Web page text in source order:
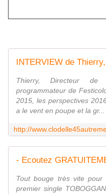
Thierry, Directeur
programmateur de
2015, les perspectives
a le vent en poupe et la gr...
Tout bouge très vite pour
premier single